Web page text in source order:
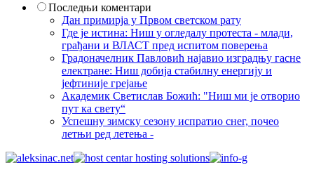
Последњи коментари
Дан примирја у Првом светском рату
Где је истина: Ниш у огледалу протеста - млади,
грађани и ВЛАСТ пред испитом поверења
Градоначелник Павловић најавио изградњу гасне
електране: Ниш добија стабилну енергију и
јефтиније грејање
Академик Светислав Божић: "Ниш ми је отворио
пут ка свету“
Успешну зимску сезону испратио снег, почео
летњи ред летења -